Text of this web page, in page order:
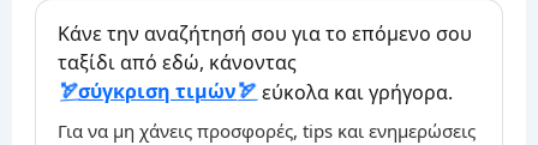
Κάνε την αναζήτησή σου για το επόμενο σου
ταξίδι από εδώ, κάνοντας
σύγκριση τιμών
εύκολα και γρήγορα.
Για να μη χάνεις προσφορές, tips και ενημερώσεις